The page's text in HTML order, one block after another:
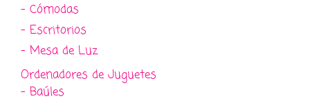
- Cómodas
- Escritorios
- Mesa de Luz
Ordenadores de Juguetes
- Baúles